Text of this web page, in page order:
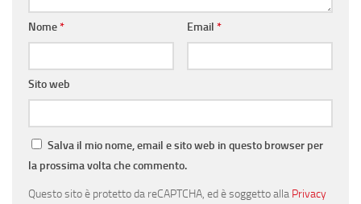
Nome* Email *
Sito web
Salva il mio nome, email e sito web in questo browser per
la prossima volta che commento.
Questo sito è protetto da reCAPTCHA, ed è soggetto alla Privacy